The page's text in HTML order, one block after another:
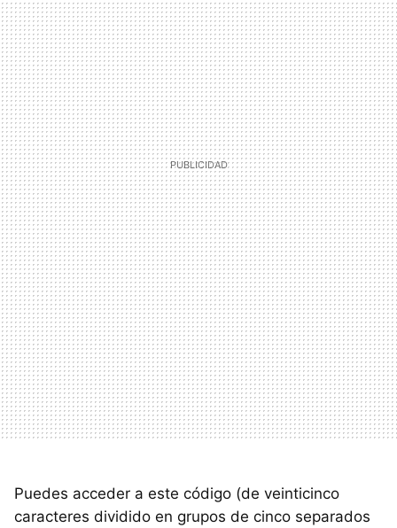
Puedes acceder a este código (de veinticinco
caracteres dividido en grupos de cinco separados